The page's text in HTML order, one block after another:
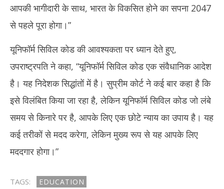
आपकी भागीदारी के साथ, भारत के विकसित होने का सपना 2047
से पहले पूरा होगा।”
यूनिफॉर्म सिविल कोड की आवश्यकता पर ध्यान देते हुए,
उपराष्ट्रपति ने कहा, “यूनिफॉर्म सिविल कोड एक संवैधानिक आदेश
है। यह निदेशक सिद्धांतों में है। सुप्रीम कोर्ट ने कई बार कहा है कि
इसे विलंबित किया जा रहा है, लेकिन यूनिफॉर्म सिविल कोड जो लंबे
समय से किनारे पर है, आपके लिए एक छोटे न्याय का उपाय है। यह
कई तरीकों से मदद करेगा, लेकिन मुख्य रूप से यह आपके लिए
मददगार होगा।”
TAGS:
EDUCATION